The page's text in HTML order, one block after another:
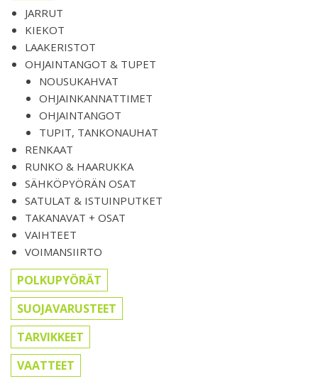
JARRUT
KIEKOT
LAAKERISTOT
OHJAINTANGOT & TUPET
NOUSUKAHVAT
OHJAINKANNATTIMET
OHJAINTANGOT
TUPIT, TANKONAUHAT
RENKAAT
RUNKO & HAARUKKA
SÄHKÖPYÖRÄN OSAT
SATULAT & ISTUINPUTKET
TAKANAVAT + OSAT
VAIHTEET
VOIMANSIIRTO
POLKUPYÖRÄT
SUOJAVARUSTEET
TARVIKKEET
VAATTEET